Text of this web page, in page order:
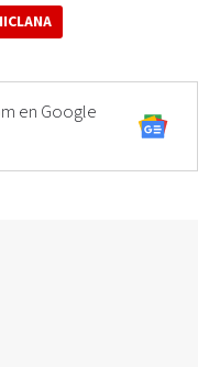
en Google